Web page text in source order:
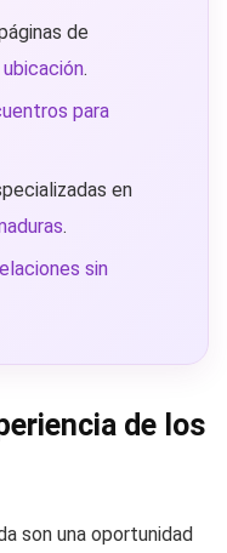
de
.
para
en
.
sin
de los
son una oportunidad